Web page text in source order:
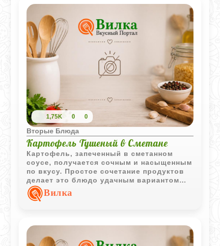
1,75K 0 0
Вторые Блюда
Картофель Тушеный в Сметане
Картофель, запеченный в сметанном
соусе, получается сочным и насыщенным
по вкусу. Простое сочетание продуктов
делает это блюдо удачным вариантом
для семейного обеда или ужина.
Вилка